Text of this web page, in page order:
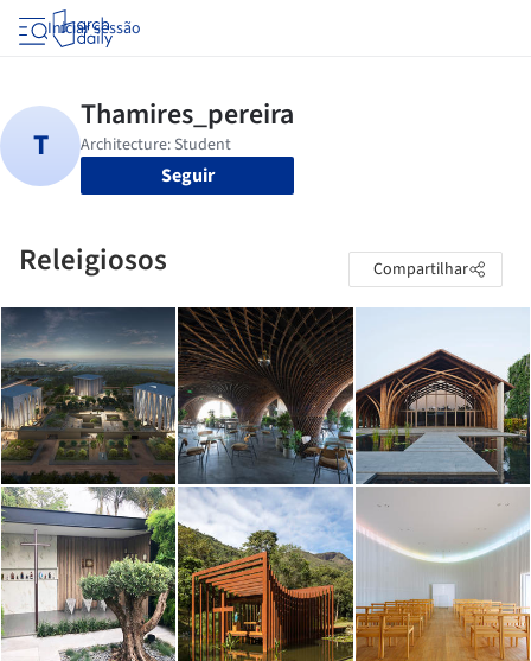
Iniciar sessão
Seguir
Releigiosos Compartilhar